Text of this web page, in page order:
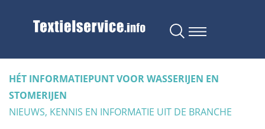
HÉT INFORMATIEPUNT VOOR WASSERIJEN EN
STOMERIJEN
NIEUWS, KENNIS EN INFORMATIE UIT DE BRANCHE